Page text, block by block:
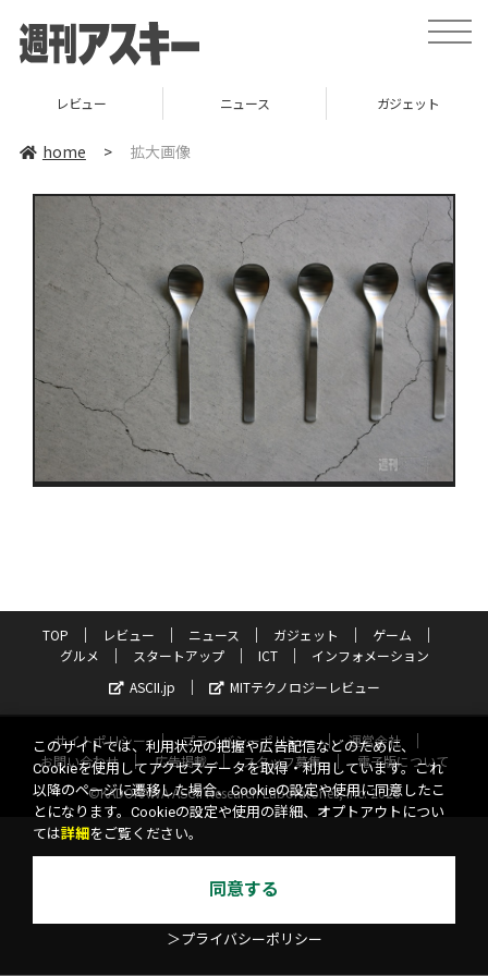
toggle
レビュー ニュース ガジェット
home > 拡大画像
TOP レビュー ニュース ガジェット
ゲーム
グルメ
スタートアップ ICT
インフォメーション
ASCII.jp
MITテクノロジーレビュー
サイトポリシー プライバシーポリシー
運営会社
お問い合わせ
広告掲載 スタッフ募集
電子版について
©KADOKAWA ASCII Research Laboratories, Inc. 2026
このサイトでは、利用状況の把握や広告配信などのために、
Cookieを使用してアクセスデータを取得・利用しています。これ
以降のページに遷移した場合、Cookieの設定や使用に同意したこ
とになります。Cookieの設定や使用の詳細、オプトアウトについ
ては詳細 をご覧ください。
同意する
＞プライバシーポリシー